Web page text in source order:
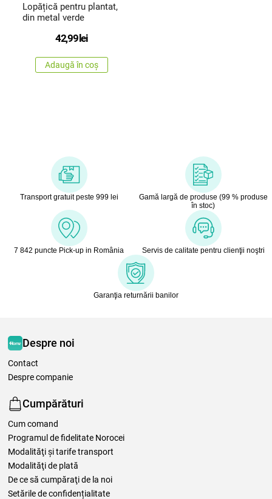
Lopățică pentru plantat,
din metal verde
42,99 lei
Adaugă în coș
Transport gratuit peste 999 lei
Gamă largă de produse (99 % produse
în stoc)
7 842 puncte Pick-up in România Servis de calitate pentru clienţii noştri
Garanţia returnării banilor
Despre noi
Contact
Despre companie
Cumpărături
Cum comand
Programul de fidelitate Norocei
Modalităţi şi tarife transport
Modalităţi de plată
De ce să cumpăraţi de la noi
Setările de confidențialitate